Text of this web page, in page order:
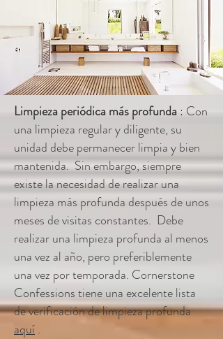
Limpieza periódica más profunda: Con
una limpieza regular y diligente, su
unidad debe permanecer limpia y bien
mantenida. Sin embargo, siempre
existe la necesidad de realizar una
limpieza más profunda después de unos
meses de visitas constantes. Debe
realizar una limpieza profunda al menos
una vez al año, pero preferiblemente
una vez por temporada. Cornerstone
Confessions tiene una excelente lista
de verificación de limpieza profunda
aquí.